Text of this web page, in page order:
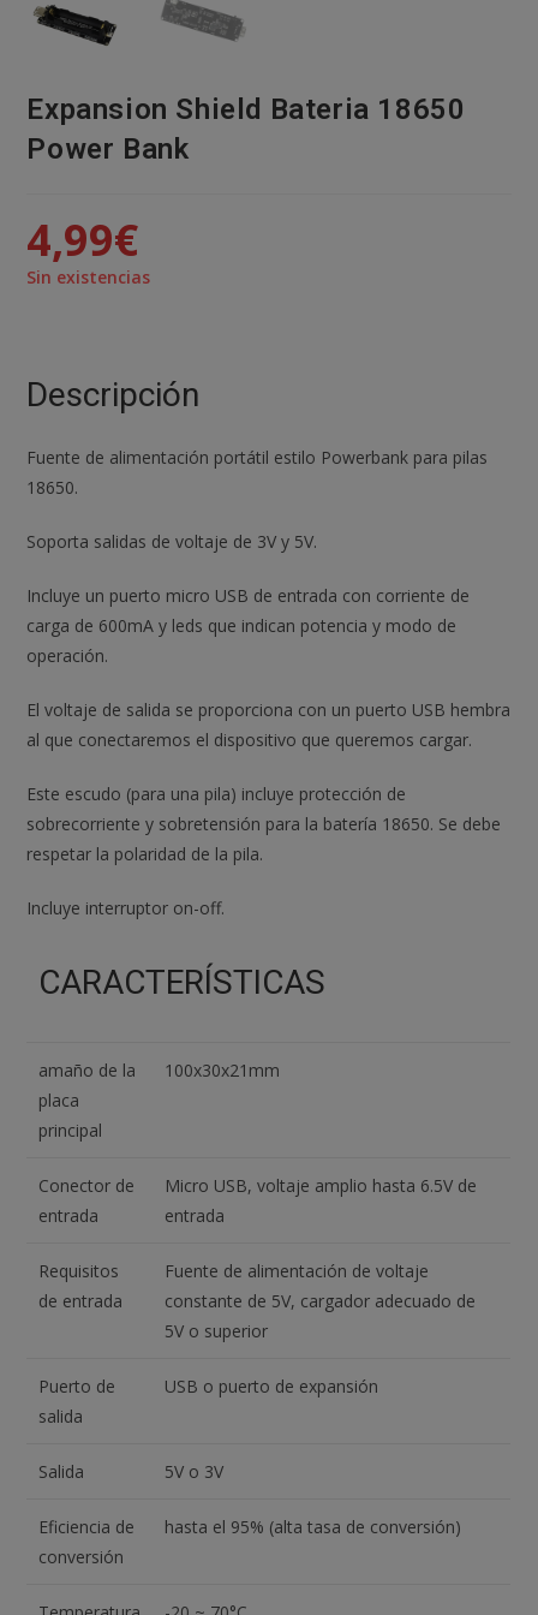
Expansion Shield Bateria 18650
Power Bank
4,99€
Sin existencias
Descripción
Fuente de alimentación portátil estilo Powerbank para pilas
18650.
Soporta salidas de voltaje de 3V y 5V.
Incluye un puerto micro USB de entrada con corriente de
carga de 600mA y leds que indican potencia y modo de
operación.
El voltaje de salida se proporciona con un puerto USB hembra
al que conectaremos el dispositivo que queremos cargar.
Este escudo (para una pila) incluye protección de
sobrecorriente y sobretensión para la batería 18650. Se debe
respetar la polaridad de la pila.
Incluye interruptor on-off.
CARACTERÍSTICAS
amaño de la
placa
principal
100x30x21mm
Conector de
entrada
Micro USB, voltaje amplio hasta 6.5V de
entrada
Requisitos
de entrada
Fuente de alimentación de voltaje
constante de 5V, cargador adecuado de
5V o superior
Puerto de
salida
USB o puerto de expansión
Salida 5V o 3V
Eficiencia de
conversión
hasta el 95% (alta tasa de conversión)